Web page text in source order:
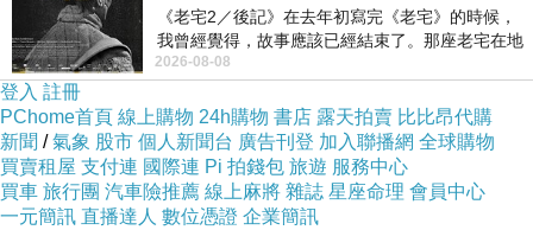
有可能下一秒就缺貨了！戰利品
其他細節★寫在這邊★
有興趣的話就連進去看看囉！
《老宅2／後記》在去年初寫完《老宅》的時候，
我曾經覺得，故事應該已經結束了。那座老宅在地
震中倒塌，七個人終於離開那片黑暗，
2026-08-08
登入 註冊
PChome首頁 線上購物 24h購物 書店 露天拍賣 比比昂代購
新聞 /氣象 股市 個人新聞台 廣告刊登 加入聯播網 全球購物
買賣租屋 支付連 國際連 Pi 拍錢包 旅遊 服務中心
買車 旅行團 汽車險推薦 線上麻將 雜誌 星座命理 會員中心
一元簡訊 直播達人 數位憑證 企業簡訊